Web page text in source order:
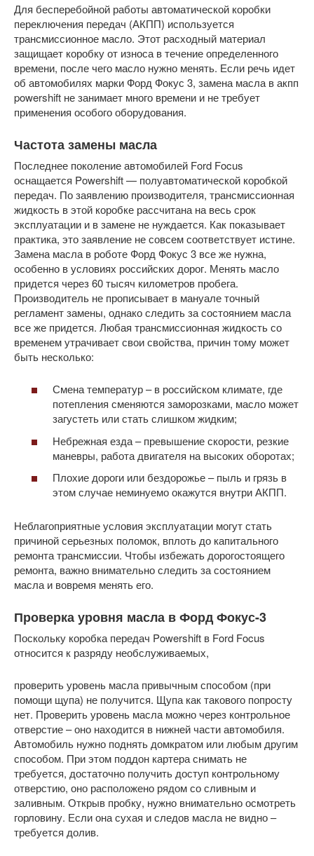
Для бесперебойной работы автоматической коробки
переключения передач (АКПП) используется
трансмиссионное масло. Этот расходный материал
защищает коробку от износа в течение определенного
времени, после чего масло нужно менять. Если речь идет
об автомобилях марки Форд Фокус 3, замена масла в акпп
powershift не занимает много времени и не требует
применения особого оборудования.
Частота замены масла
Последнее поколение автомобилей Ford Focus
оснащается Powershift — полуавтоматической коробкой
передач. По заявлению производителя, трансмиссионная
жидкость в этой коробке рассчитана на весь срок
эксплуатации и в замене не нуждается. Как показывает
практика, это заявление не совсем соответствует истине.
Замена масла в роботе Форд Фокус 3 все же нужна,
особенно в условиях российских дорог. Менять масло
придется через 60 тысяч километров пробега.
Производитель не прописывает в мануале точный
регламент замены, однако следить за состоянием масла
все же придется. Любая трансмиссионная жидкость со
временем утрачивает свои свойства, причин тому может
быть несколько:
Смена температур – в российском климате, где
потепления сменяются заморозками, масло может
загустеть или стать слишком жидким;
Небрежная езда – превышение скорости, резкие
маневры, работа двигателя на высоких оборотах;
Плохие дороги или бездорожье – пыль и грязь в
этом случае неминуемо окажутся внутри АКПП.
Неблагоприятные условия эксплуатации могут стать
причиной серьезных поломок, вплоть до капитального
ремонта трансмиссии. Чтобы избежать дорогостоящего
ремонта, важно внимательно следить за состоянием
масла и вовремя менять его.
Проверка уровня масла в Форд Фокус-3
Поскольку коробка передач Powershift в Ford Focus
относится к разряду необслуживаемых,
проверить уровень масла привычным способом (при
помощи щупа) не получится. Щупа как такового попросту
нет. Проверить уровень масла можно через контрольное
отверстие – оно находится в нижней части автомобиля.
Автомобиль нужно поднять домкратом или любым другим
способом. При этом поддон картера снимать не
требуется, достаточно получить доступ контрольному
отверстию, оно расположено рядом со сливным и
заливным. Открыв пробку, нужно внимательно осмотреть
горловину. Если она сухая и следов масла не видно –
требуется долив.